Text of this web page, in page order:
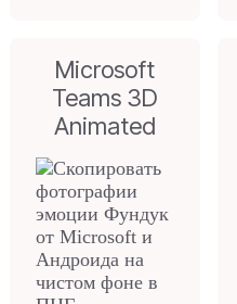
Microsoft
Teams 3D
Animated